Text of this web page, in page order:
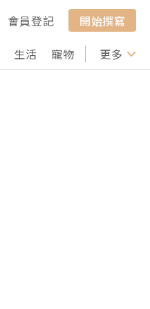
會員登記
開始撰寫
生活 寵物 行山 打卡
更多